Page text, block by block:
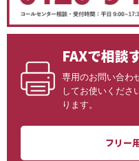
FAXで相談
専用のお問い合わ
してお使いくださ
ります。
フリー